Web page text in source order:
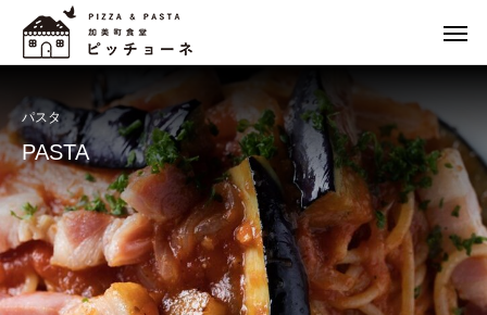
パスタ
PASTA